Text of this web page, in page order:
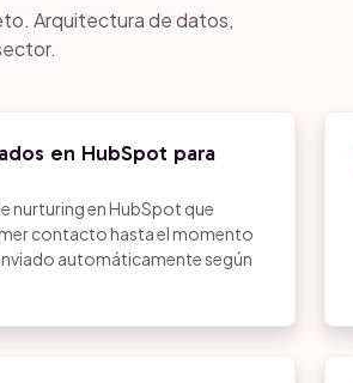
Arquitectura de datos,
en HubSpot para
nurturing en HubSpot que
contacto hasta el momento
automáticamente según